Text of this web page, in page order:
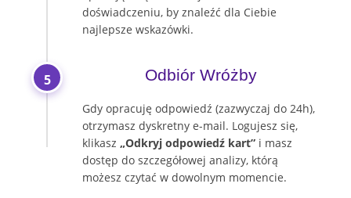
doświadczeniu, by znaleźć dla Ciebie
najlepsze wskazówki.
5 Odbiór Wróżby
Gdy opracuję odpowiedź (zazwyczaj do 24h),
otrzymasz dyskretny e-mail. Logujesz się,
klikasz „Odkryj odpowiedź kart” i masz
dostęp do szczegółowej analizy, którą
możesz czytać w dowolnym momencie.